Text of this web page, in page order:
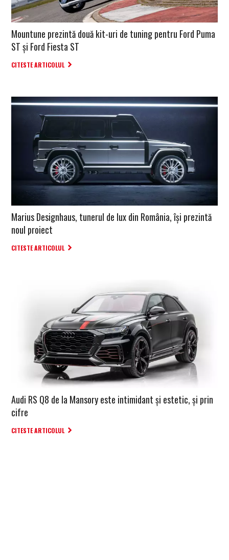
Mountune prezintă două kit-uri de tuning pentru Ford Puma
ST și Ford Fiesta ST
CITESTE ARTICOLUL
Marius Designhaus, tunerul de lux din România, își prezintă
noul proiect
CITESTE ARTICOLUL
Audi RS Q8 de la Mansory este intimidant și estetic, și prin
cifre
CITESTE ARTICOLUL